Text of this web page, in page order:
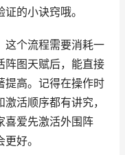
的小诀窍哦。
这个流程需要消耗一
阵图天赋后，能直接
提高。记得在操作时
活顺序都有讲究，
喜爱先激活外围阵
好。